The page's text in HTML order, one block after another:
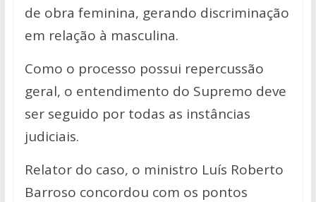
de obra feminina, gerando discriminação
em relação à masculina.
Como o processo possui repercussão
geral, o entendimento do Supremo deve
ser seguido por todas as instâncias
judiciais.
Relator do caso, o ministro Luís Roberto
Barroso concordou com os pontos